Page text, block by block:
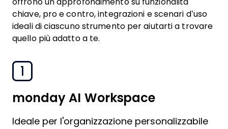
offrono un approfondimento su funzionalità
chiave, pro e contro, integrazioni e scenari d’uso
ideali di ciascuno strumento per aiutarti a trovare
quello più adatto a te.
1
monday AI Workspace
Ideale per l'organizzazione personalizzabile